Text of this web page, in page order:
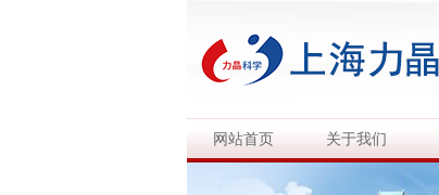
网站首页 关于我们